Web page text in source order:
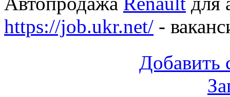
https://job.ukr.net/ -
Добавить